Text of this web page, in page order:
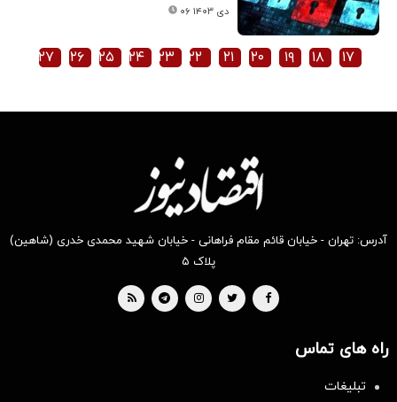
۰۶ دی ۱۴۰۳
۱۷ ۱۸ ۱۹ ۲۰ ۲۱ ۲۲ ۲۳ ۲۴ ۲۵ ۲۶ ۲۷
آدرس: تهران - خیابان قائم مقام فراهانی - خیابان شهید محمدی خدری (شاهین)
پلاک ۵
راه های تماس
تبلیغات